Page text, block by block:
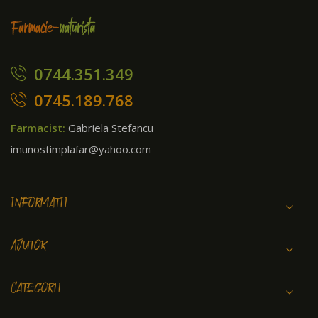
0744.351.349
0745.189.768
Farmacist: Gabriela Stefancu
imunostimplafar@yahoo.com
INFORMATII
AJUTOR
CATEGORII